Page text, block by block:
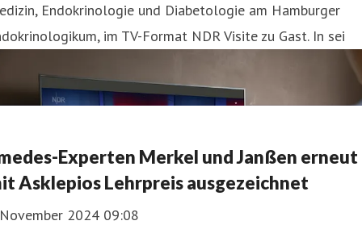
Endokrinologie und Diabetologie am Hamburger
im TV-Format NDR Visite zu Gast. In sei
Experten Merkel und Janßen erneut
Asklepios Lehrpreis ausgezeichnet
2024 09:08